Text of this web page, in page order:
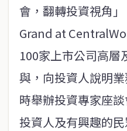
會，翻轉投資視角
Grand at
100家上市公司高層
與，向投資人說明
時舉辦投資專家座
投資人及有興趣的民